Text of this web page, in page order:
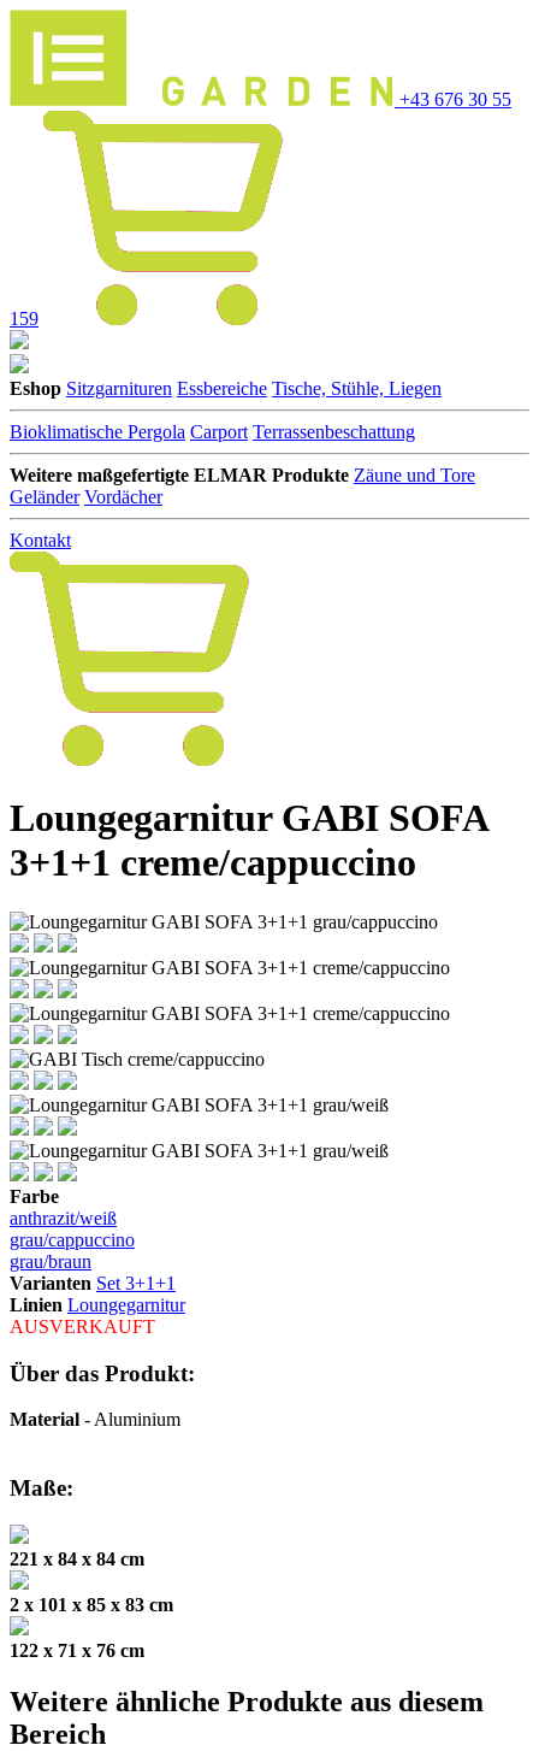
+43 676 30 55
159
Eshop Sitzgarnituren Essbereiche Tische, Stühle, Liegen
Bioklimatische Pergola Carport Terrassenbeschattung
Weitere maßgefertigte ELMAR Produkte Zäune und Tore
Geländer Vordächer
Kontakt
Loungegarnitur GABI SOFA
3+1+1 creme/cappuccino
Farbe
anthrazit/weiß
grau/cappuccino
grau/braun
Varianten Set 3+1+1
Linien Loungegarnitur
AUSVERKAUFT
Über das Produkt:
Material - Aluminium
Maße:
221 x 84 x 84 cm
2 x 101 x 85 x 83 cm
122 x 71 x 76 cm
Weitere ähnliche Produkte aus diesem
Bereich